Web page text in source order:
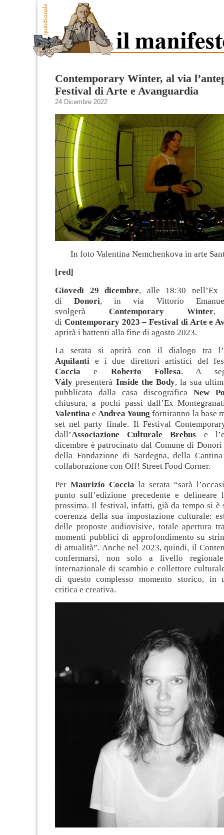
Contemporary Winter, al via
Festival di Arte e Avanguardia
24 Dicembre 2022
In foto Valentina Nemchenkova in arte
[red]
Giovedì 29 dicembre, alle 18:30 nell’Ex
diDonori, in via Vittorio
svolgerà Contemporary Winter,
di Contemporary 2023 – Festival di Arte e
aprirà i battenti alla fine di agosto 2023.
La serata si aprirà con il dialogo tra
Aquilanti e i due direttori artistici del
Coccia e Roberto Follesa. A
Vály presenterà Inside the Body, la sua
pubblicata dalla casa discografica New
chiusura, a pochi passi dall’Ex
Valentina eAndrea Young forniranno la base
set nel party finale. Il Festival
dall’Associazione Culturale Brebus e
dicembre è patrocinato dal Comune di
della Fondazione di Sardegna, della
collaborazione con Off! Street Food Corner.
Per Maurizio Coccia la serata “sarà
punto sull’edizione precedente e
prossima. Il festival, infatti, già da tempo si è
coerenza della sua impostazione culturale:
delle proposte audiovisive, totale apertura
momenti pubblici di approfondimento su
di attualità”. Anche nel 2023, quindi, il
confermarsi, non solo a livello
internazionale di scambio e collettore
di questo complesso momento storico, in
critica e creativa.